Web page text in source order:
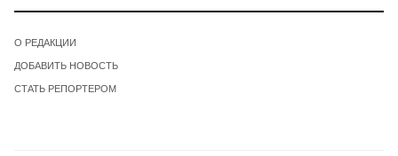
О РЕДАКЦИИ
ДОБАВИТЬ НОВОСТЬ
СТАТЬ РЕПОРТЕРОМ